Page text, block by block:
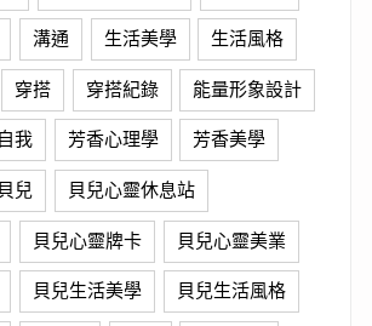
溝通 生活美學 生活風格
穿搭 穿搭紀錄 能量形象設計
自我 芳香心理學 芳香美學
貝兒 貝兒心靈休息站
貝兒心靈牌卡 貝兒心靈美業
貝兒生活美學 貝兒生活風格